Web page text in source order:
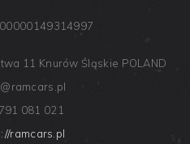
11 Knurów Śląskie POLAND
081 021
ramcars.pl